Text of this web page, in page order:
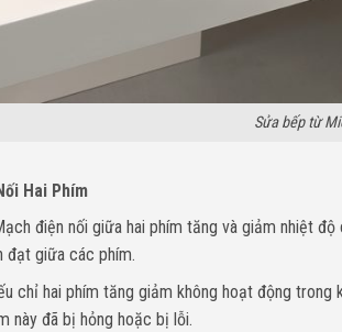
Sửa bếp từ
Hai Phím
điện nối giữa hai phím tăng và giảm nhiệt
đạt giữa các phím.
chỉ hai phím tăng giảm không hoạt động
này đã bị hỏng hoặc bị lỗi.